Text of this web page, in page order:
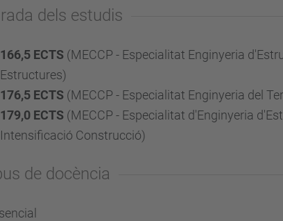
dels estudis
166,5 ECTS (MECCP - Especialitat Enginyeria
Estructures)
176,5 ECTS (MECCP - Especialitat Enginyeria del
179,0 ECTS (MECCP - Especialitat d'Enginyeria
Intensificació Construcció)
de docència